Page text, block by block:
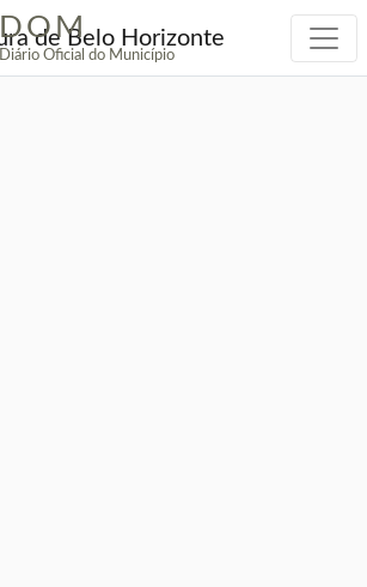
DOM
Diário Oficial do Município